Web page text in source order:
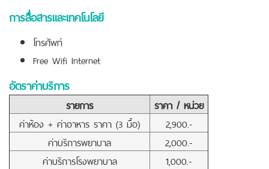
การสื่อสารและเทคโนโลยี
โทรศัพท์
Free Wifi Internet
อัตราค่าบริการ
รายการ
ราคา / หน่วย
ค่าห้อง + ค่าอาหาร ราคา (3 มื้อ)
2,900.-
ค่าบริการพยาบาล
2,000.-
ค่าบริการโรงพยาบาล
1,000.-